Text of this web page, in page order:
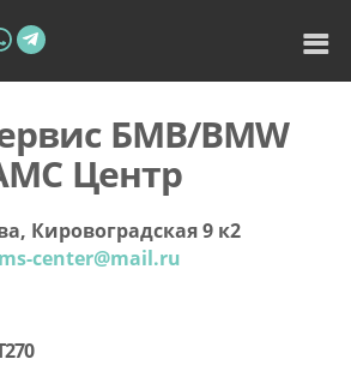
БМВ/BMW
Центр
Кировоградская 9 к2
center@mail.ru